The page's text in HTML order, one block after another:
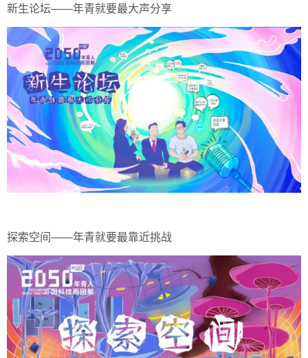
新生论坛——年青就要最大声分享
探索空间——年青就要最靠近挑战